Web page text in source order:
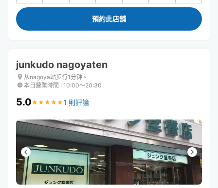
預約此店舖
junkudo nagoyaten
从nagoya站步行1分钟。
本日營業時間 : 10:00〜20:30
5.0★ ★ ★ ★ ★
★ ★ ★ ★ ★1 則評論